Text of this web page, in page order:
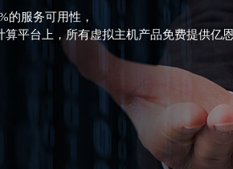
的服务可用性，
算平台上，所有虚拟主机产品免费提供亿